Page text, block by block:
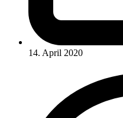
14. April 2020